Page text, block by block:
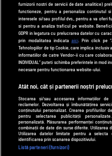
UTILE
Cod deontologic
Termeni și condiții
Politica de cookies
Politică de confidențialitate
Contact
Modifică Setările
furnizorii nostri de servicii de date analitice)
functioneze, pentru a personaliza continutul
interesele si/sau profilul dvs., pentru a va oferi
si pentru a analiza traficul pe website.
GDPR in legatura cu prelucrarea datelor cu
prin modalitatea indicata aici. Prin click pe
Tehnologiilor de tip Cookie, care implica
informatiilor de catre Vendor-ii cu care
INDIVIDUAL” puteti schimba preferintele in mod
necesare pentru functionarea website-ului.
Atât noi, cât și partenerii noștri
Stocarea și/sau accesarea informațiilor de
reclamelor. Dezvoltarea și îmbunătățirea
conținutului personalizat. Crearea profilurilor
pentru selectarea publicității
personalizată. Măsurarea performanței
combinații de date din surse diferite. Utilizarea
Utilizarea datelor limitate pentru a selecta
identificarea prin scanarea dispozitivului.
Listă parteneri (furnizori)